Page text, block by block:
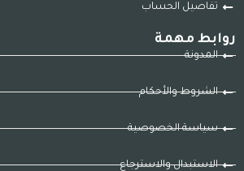
تفاصيل الحساب
روابط مهمة
المدونة
الشروط والأحكام
سياسة الخصوصية
الاستبدال والاسترجاع